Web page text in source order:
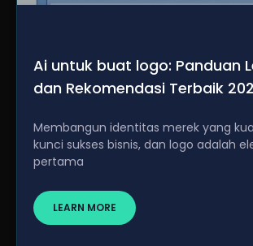
Ai untuk buat logo: Panduan
dan Rekomendasi Terbaik
Membangun identitas merek yang
kunci sukses bisnis, dan logo adalah
pertama
LEARN MORE